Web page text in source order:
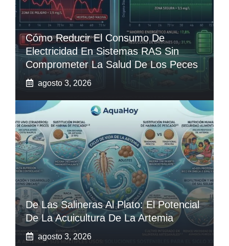
Cómo Reducir El Consumo De
Electricidad En Sistemas RAS Sin
Comprometer La Salud De Los Peces
agosto 3, 2026
De Las Salineras Al Plato: El Potencial
De La Acuicultura De La Artemia
agosto 3, 2026